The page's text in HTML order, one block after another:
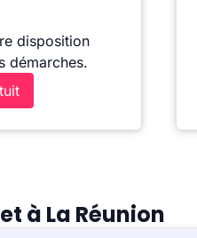
disposition
démarches.
à La Réunion